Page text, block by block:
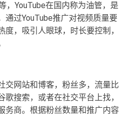
，YouTube在国内称为油管，是
通过YouTube推广对视频质量要
，吸引人眼球，时长要控制，
交网站和博客，粉丝多，流量比
搜索，或者在社交平台上找，
务商。根据粉丝数量和推广内容